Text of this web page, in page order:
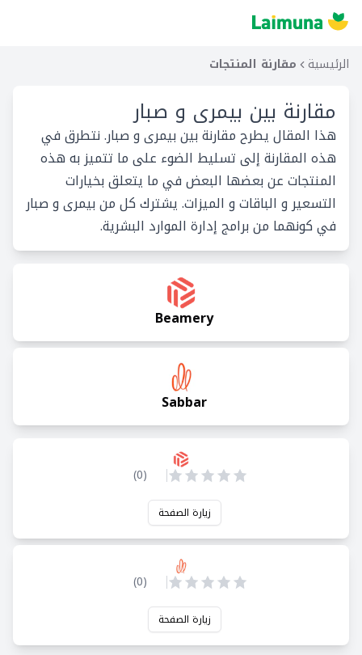
الرئيسية مقارنة المنتجات
مقارنة بين بيمرى و صبار
هذا المقال يطرح مقارنة بين بيمرى و صبار. نتطرق في
هذه المقارنة إلى تسليط الضوء على ما تتميز به هذه
المنتجات عن بعضها البعض في ما يتعلق بخيارات
التسعير و الباقات و الميزات. يشترك كل من بيمرى و صبار
في كونهما من برامج إدارة الموارد البشرية.
Beamery
Sabbar
(
0
)
زيارة الصفحة
(
0
)
زيارة الصفحة